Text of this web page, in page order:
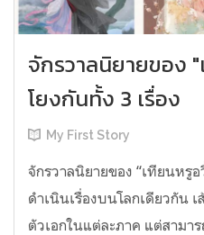
จักรวาลนิยายของ
โยงกันทั้ง 3 เรื่อง
My First Story
จักรวาลนิยายของ “เทียนหรูอ
ดำเนินเรื่องบนโลกเดียวกัน
ตัวเอกในแต่ละภาค แต่สามา